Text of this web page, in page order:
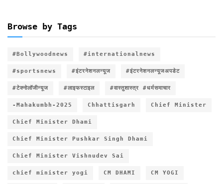
Browse by Tags
#Bollywoodnews #internationalnews
#sportsnews #इंटरनेशनलन्यूज #इंटरनेशनलन्यूजअपडेट
#टेक्नोलॉजीन्यूज #लाइफस्टाइल #वास्तुशास्त्र #धर्मसमाचार
-Mahakumbh-2025 Chhattisgarh Chief Minister
Chief Minister Dhami
Chief Minister Pushkar Singh Dhami
Chief Minister Vishnudev Sai
chief minister yogi CM DHAMI CM YOGI